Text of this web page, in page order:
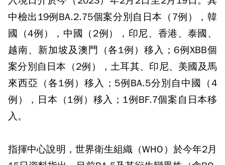
中檢出19例BA.2.75個案分別自日本（7例），韓
國（4例），中國（2例），印尼、香港、泰國、
越南、新加坡及澳門（各1例）移入；6例XBB個
案分別自日本（2例），土耳其、印尼、美國及馬
來西亞（各1例）移入；5例BA.5分別自中國（4
例），日本（1例）移入；1例BF.7個案自日本移
入。
指揮中心說明，世界衛生組織（WHO）於今年2月